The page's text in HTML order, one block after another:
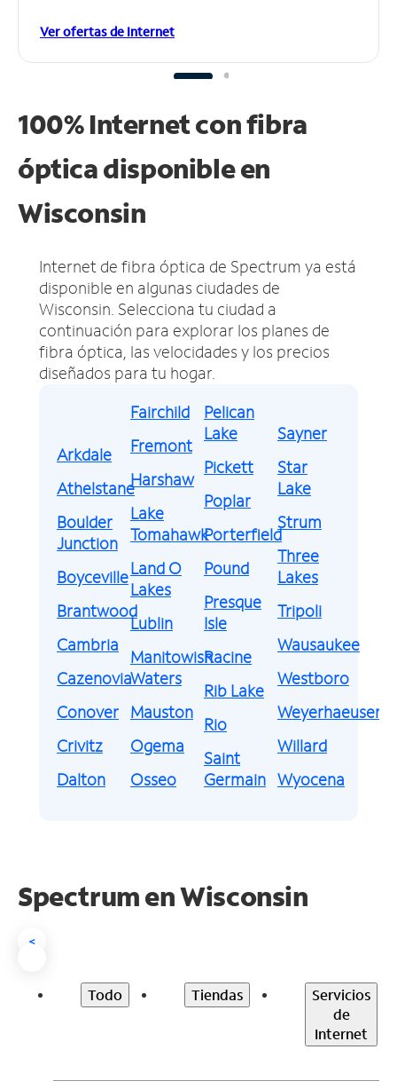
Ver ofertas de Internet
100% Internet con fibra
óptica disponible en
Wisconsin
Internet de fibra óptica de Spectrum ya está
disponible en algunas ciudades de
Wisconsin. Selecciona tu ciudad a
continuación para explorar los planes de
fibra óptica, las velocidades y los precios
diseñados para tu hogar.
Arkdale
Athelstane
Boulder
Junction
Boyceville
Brantwood
Cambria
Cazenovia
Conover
Crivitz
Dalton
Fairchild
Fremont
Harshaw
Lake
Tomahawk
Land O
Lakes
Lublin
Manitowish
Waters
Mauston
Ogema
Osseo
Pelican
Lake
Pickett
Poplar
Porterfield
Pound
Presque
Isle
Racine
Rib Lake
Rio
Saint
Germain
Sayner
Star
Lake
Strum
Three
Lakes
Tripoli
Wausaukee
Westboro
Weyerhaeuser
Willard
Wyocena
Spectrum enWisconsin
<
Todo Tiendas
Servicios
de
Internet